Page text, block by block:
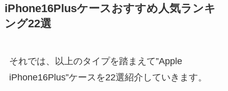
iPhone16Plusケースおすすめ人気ランキ
ング22選
それでは、以上のタイプを踏まえて”Apple
iPhone16Plus”ケースを22選紹介していきます。